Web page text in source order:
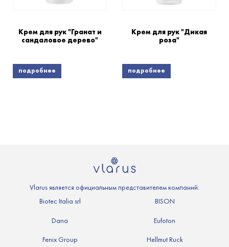
Крем для рук "Гранат и
сандаловое дерево"
подробнее
Крем для рук "Дикая
роза"
подробнее
Vlarus является официальным представителем компаний:
Biotec Italia srl
BISON
Dana Eufoton
Fenix Group Hellmut Ruck